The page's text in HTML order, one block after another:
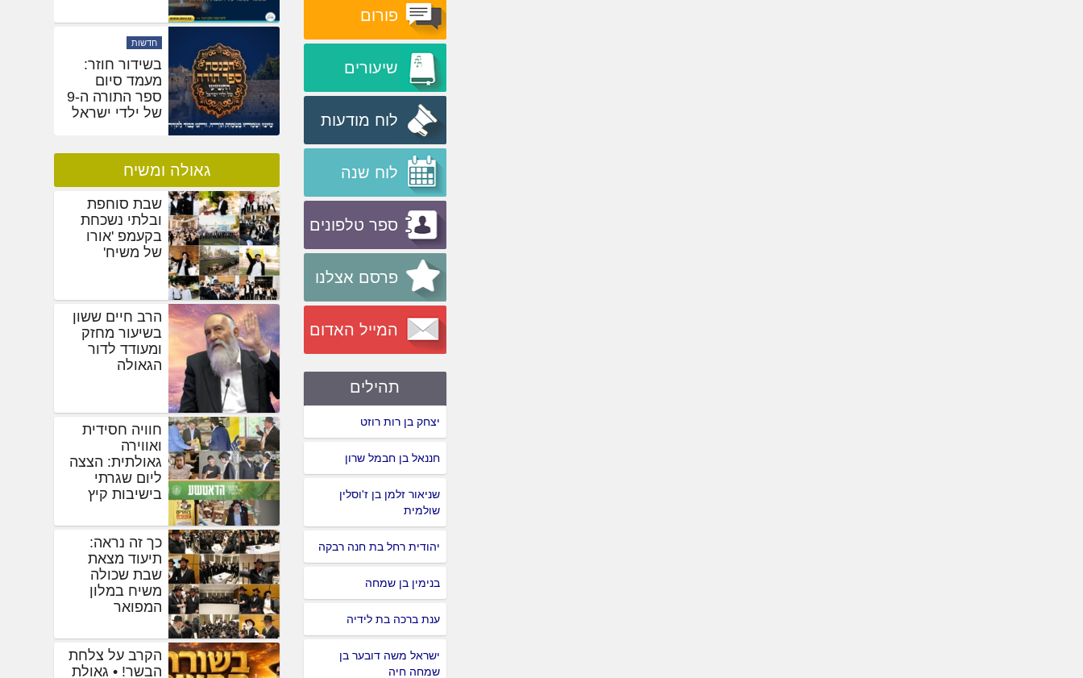
פורום
שיעורים
לוח מודעות
לוח שנה
ספר טלפונים
פרסם אצלנו
המייל האדום
תהילים
יצחק בן רות רוזט
חננאל בן חבמל שרון
שניאור זלמן בן ז'וסלין
שולמית
יהודית רחל בת חנה רבקה
בנימין בן שמחה
ענת ברכה בת לידיה
ישראל משה דובער בן
שמחה חיה
מעורבות
היום הגדול
יורד, השמש
אוטוטו שוקעת!
גאולה ומשיח
שבת סוחפת
ובלתי נשכחת
בקעמפ 'אורו
של משיח'
הרב חיים ששון
בשיעור מחזק
ומעודד לדור
הגאולה
חוויה חסידית
ואווירה
גאולתית: הצצה
ליום שגרתי
בישיבות קיץ
כך זה נראה:
תיעוד מצאת
שבת שכולה
משיח במלון
המפואר
הקרב על צלחת
הבשר! • גאולת